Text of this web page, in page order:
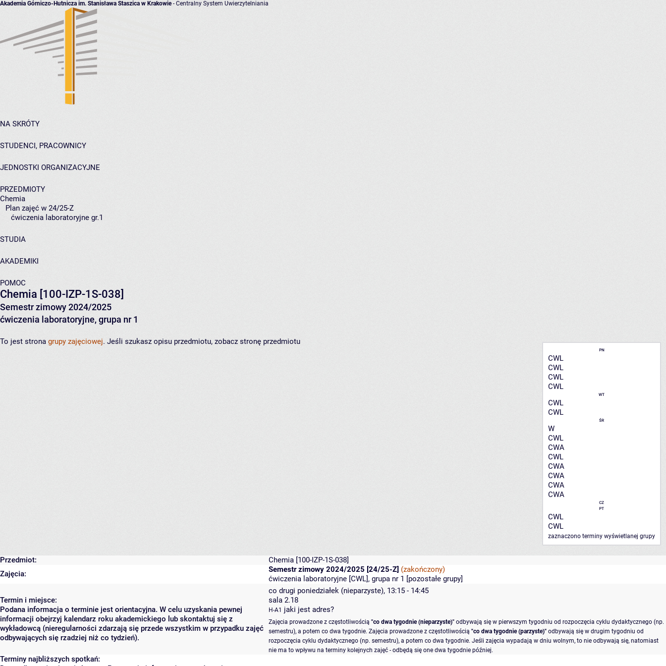
Akademia Górniczo-Hutnicza im. Stanisława Staszica w Krakowie- Centralny System Uwierzytelniania
NA SKRÓTY
STUDENCI, PRACOWNICY
JEDNOSTKI ORGANIZACYJNE
PRZEDMIOTY
Chemia
Plan zajęć w 24/25-Z
ćwiczenia laboratoryjne gr.1
STUDIA
AKADEMIKI
POMOC
Chemia [100-IZP-1S-038]
Semestr zimowy 2024/2025
ćwiczenia laboratoryjne, grupa nr 1
PN
CWL
CWL
CWL
CWL
WT
CWL
CWL
ŚR
W
CWL
CWA
CWL
CWA
CWA
CWA
CWA
CZ
PT
CWL
CWL
zaznaczono terminy wyświetlanej grupy
To jest strona grupy zajęciowej. Jeśli szukasz opisu przedmiotu, zobacz stronę przedmiotu
Przedmiot: Chemia [100-IZP-1S-038]
Zajęcia:
Semestr zimowy 2024/2025 [24/25-Z] (zakończony)
ćwiczenia laboratoryjne [CWL], grupa nr 1 [pozostałe grupy]
Termin i miejsce:
Podana informacja o terminie jest orientacyjna. W celu uzyskania pewnej
informacji obejrzyj kalendarz roku akademickiego lub skontaktuj się z
wykładowcą (nieregularności zdarzają się przede wszystkim w przypadku zajęć
odbywających się rzadziej niż co tydzień).
co drugi poniedziałek (nieparzyste), 13:15 - 14:45
sala 2.18
H-A1 jaki jest adres?
Zajęcia prowadzone z częstotliwością "co dwa tygodnie (nieparzyste)" odbywają się w pierwszym tygodniu od rozpoczęcia cyklu dydaktycznego (np.
semestru), a potem co dwa tygodnie. Zajęcia prowadzone z częstotliwością "co dwa tygodnie (parzyste)" odbywają się w drugim tygodniu od
rozpoczęcia cyklu dydaktycznego (np. semestru), a potem co dwa tygodnie. Jeśli zajęcia wypadają w dniu wolnym, to nie odbywają się, natomiast
nie ma to wpływu na terminy kolejnych zajęć - odbędą się one dwa tygodnie później.
Terminy najbliższych spotkań: